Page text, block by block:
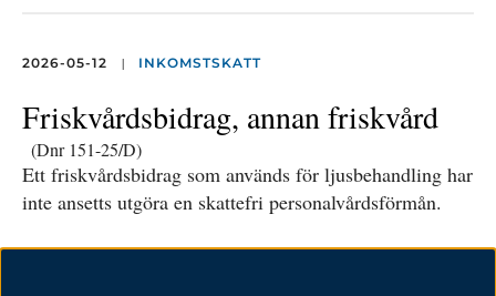
2026-05-12 | INKOMSTSKATT
Friskvårdsbidrag, annan friskvård
(Dnr 151-25/D)
Ett friskvårdsbidrag som används för ljusbehandling har
inte ansetts utgöra en skattefri personalvårdsförmån.